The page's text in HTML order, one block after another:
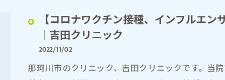
【コロナワクチン接種、インフルエ
｜吉田クリニック
2022/11/02
那珂川市のクリニック、吉田クリニックです。当